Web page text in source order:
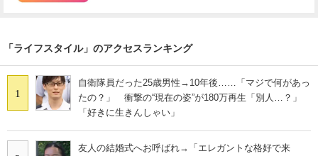
「ライフスタイル」のアクセスランキング
1
自衛隊員だった25歳男性→10年後……「マジで何があっ
たの？」 衝撃の“現在の姿”が180万再生「別人…？」
「好きに生きんしゃい」
友人の結婚式へお呼ばれ→「エレガントな格好で来